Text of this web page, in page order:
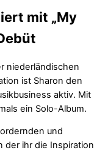
mit „My
niederländischen
ist Sharon den
aktiv. Mit
ein Solo-Album.
und
der ihr die Inspiration